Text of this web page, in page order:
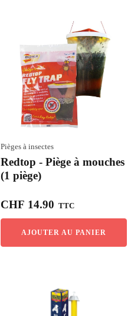
Pièges à insectes
Redtop - Piège à mouches
(1 piège)
CHF 14.90 TTC
AJOUTER AU PANIER